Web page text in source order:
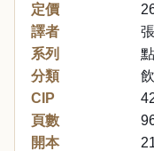
定價
譯者
系列
分類
CIP
頁數
開本